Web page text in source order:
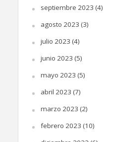
septiembre 2023 (4)
agosto 2023 (3)
julio 2023 (4)
junio 2023 (5)
mayo 2023 (5)
abril 2023 (7)
marzo 2023 (2)
febrero 2023 (10)